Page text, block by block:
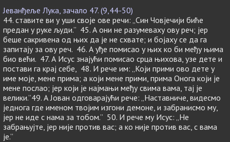
Јеванђеље Лука, зачало 47. (9,44-50)
44. ставите ви у уши своје ове речи: „Син Човјечији биће
предан у руке људи.” 45. А они не разумеваху ову реч; јер
беше сакривена од њих да је не схвате; и бојаху се да га
запитају за ову реч. 46. А уђе помисао у њих ко би међу њима
био већи. 47. А Исус знајући помисао срца њихова, узе дете и
постави га крај себе, 48. И рече им: „Који прими ово дете у
име моје, мене прима; а који мене прими, прима Онога који је
мене послао; јер који је најмањи међу свима вама, тај је
велики.”49. А Јован одговарајући рече: „Наставниче, видесмо
једнога где именом твојим изгони демоне, и забранисмо му,
јер не иде с нама за тобом.” 50. И рече му Исус: „Не
забрањујте, јер није против вас; а ко није против вас, с вама
је.”